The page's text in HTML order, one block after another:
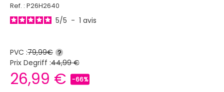
Ref. : P26H2640
5/5 - 1 avis
PVC :79,99€ ?
Prix Degriff :44,99 €
26,99 € -66%